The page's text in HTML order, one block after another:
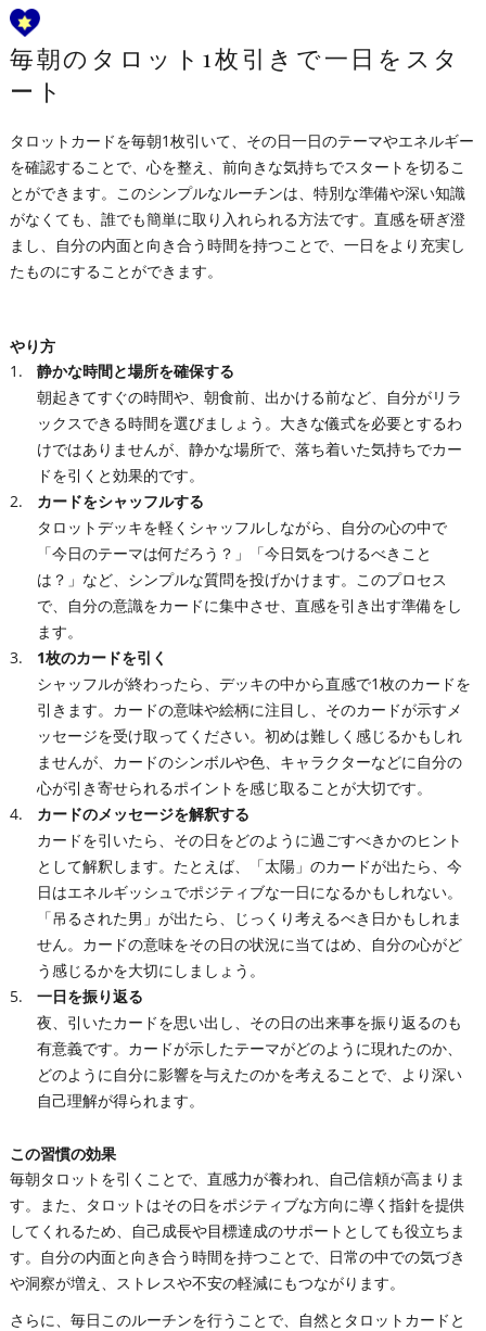
毎朝のタロット1枚引きで一日をスタ
ート
タロットカードを毎朝1枚引いて、その日一日のテーマやエネルギー
を確認することで、心を整え、前向きな気持ちでスタートを切るこ
とができます。このシンプルなルーチンは、特別な準備や深い知識
がなくても、誰でも簡単に取り入れられる方法です。直感を研ぎ澄
まし、自分の内面と向き合う時間を持つことで、一日をより充実し
たものにすることができます。
やり方
静かな時間と場所を確保する
朝起きてすぐの時間や、朝食前、出かける前など、自分がリラ
ックスできる時間を選びましょう。大きな儀式を必要とするわ
けではありませんが、静かな場所で、落ち着いた気持ちでカー
ドを引くと効果的です。
カードをシャッフルする
タロットデッキを軽くシャッフルしながら、自分の心の中で
「今日のテーマは何だろう？」「今日気をつけるべきこと
は？」など、シンプルな質問を投げかけます。このプロセス
で、自分の意識をカードに集中させ、直感を引き出す準備をし
ます。
1枚のカードを引く
シャッフルが終わったら、デッキの中から直感で1枚のカードを
引きます。カードの意味や絵柄に注目し、そのカードが示すメ
ッセージを受け取ってください。初めは難しく感じるかもしれ
ませんが、カードのシンボルや色、キャラクターなどに自分の
心が引き寄せられるポイントを感じ取ることが大切です。
カードのメッセージを解釈する
カードを引いたら、その日をどのように過ごすべきかのヒント
として解釈します。たとえば、「太陽」のカードが出たら、今
日はエネルギッシュでポジティブな一日になるかもしれない。
「吊るされた男」が出たら、じっくり考えるべき日かもしれま
せん。カードの意味をその日の状況に当てはめ、自分の心がど
う感じるかを大切にしましょう。
一日を振り返る
夜、引いたカードを思い出し、その日の出来事を振り返るのも
有意義です。カードが示したテーマがどのように現れたのか、
どのように自分に影響を与えたのかを考えることで、より深い
自己理解が得られます。
この習慣の効果
毎朝タロットを引くことで、直感力が養われ、自己信頼が高まりま
す。また、タロットはその日をポジティブな方向に導く指針を提供
してくれるため、自己成長や目標達成のサポートとしても役立ちま
す。自分の内面と向き合う時間を持つことで、日常の中での気づき
や洞察が増え、ストレスや不安の軽減にもつながります。
さらに、毎日このルーチンを行うことで、自然とタロットカードと